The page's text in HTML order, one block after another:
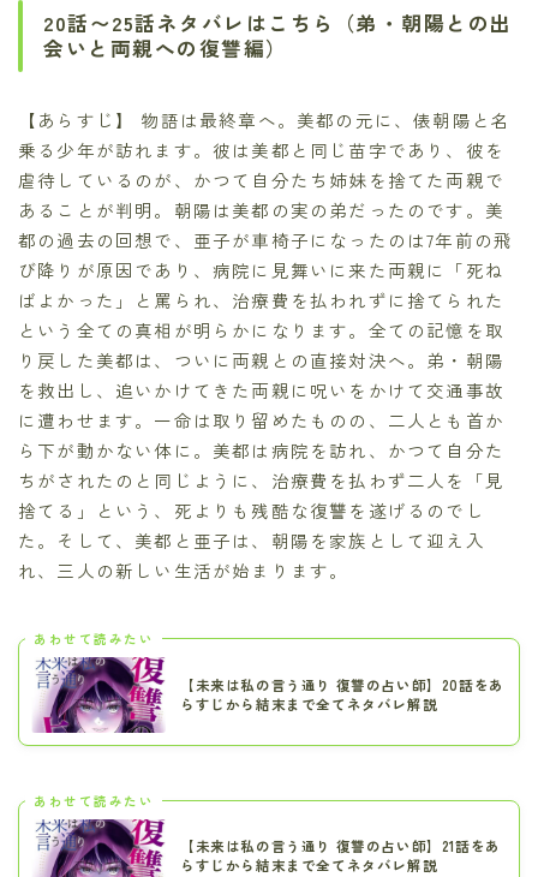
20話〜25話ネタバレはこちら（弟・朝陽との出
会いと両親への復讐編）
【あらすじ】 物語は最終章へ。美都の元に、俵朝陽と名
乗る少年が訪れます。彼は美都と同じ苗字であり、彼を
虐待しているのが、かつて自分たち姉妹を捨てた両親で
あることが判明。朝陽は美都の実の弟だったのです。美
都の過去の回想で、亜子が車椅子になったのは7年前の飛
び降りが原因であり、病院に見舞いに来た両親に「死ね
ばよかった」と罵られ、治療費を払われずに捨てられた
という全ての真相が明らかになります。全ての記憶を取
り戻した美都は、ついに両親との直接対決へ。弟・朝陽
を救出し、追いかけてきた両親に呪いをかけて交通事故
に遭わせます。一命は取り留めたものの、二人とも首か
ら下が動かない体に。美都は病院を訪れ、かつて自分た
ちがされたのと同じように、治療費を払わず二人を「見
捨てる」という、死よりも残酷な復讐を遂げるのでし
た。そして、美都と亜子は、朝陽を家族として迎え入
れ、三人の新しい生活が始まります。
あわせて読みたい
【未来は私の言う通り 復讐の占い師】20話をあ
らすじから結末まで全てネタバレ解説
あわせて読みたい
【未来は私の言う通り 復讐の占い師】21話をあ
らすじから結末まで全てネタバレ解説